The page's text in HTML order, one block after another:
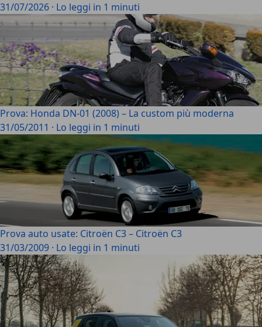
31/07/2026 · Lo leggi in 1 minuti
Prova: Honda DN-01 (2008) – La custom più moderna
31/05/2011 · Lo leggi in 1 minuti
Prova auto usate: Citroën C3 – Citroën C3
31/03/2009 · Lo leggi in 1 minuti